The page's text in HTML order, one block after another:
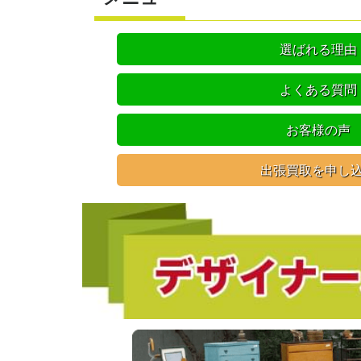
選ばれる理由
よくある質問
お客様の声
出張買取を申し